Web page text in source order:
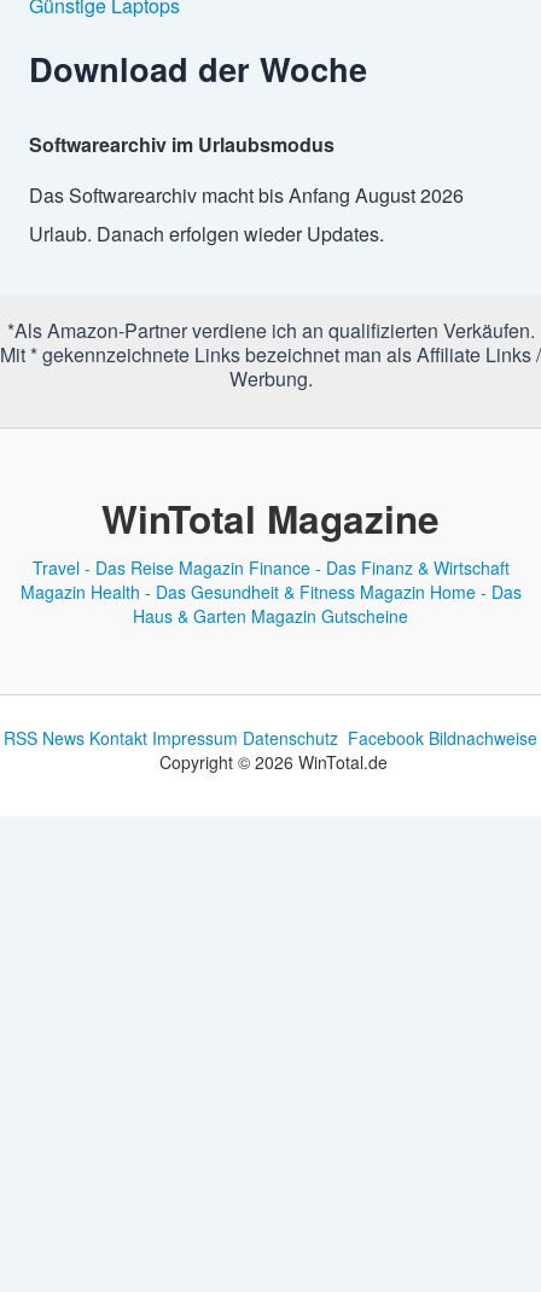
Download der Woche
Softwarearchiv im Urlaubsmodus
Das Softwarearchiv macht bis Anfang August 2026
Urlaub. Danach erfolgen wieder Updates.
*Als Amazon-Partner verdiene ich an qualifizierten Verkäufen.
Mit * gekennzeichnete Links bezeichnet man als Affiliate Links /
Werbung.
WinTotal Magazine
Travel - Das Reise Magazin Finance - Das Finanz & Wirtschaft
Magazin Health - Das Gesundheit & Fitness Magazin Home - Das
Haus & Garten Magazin Gutscheine
RSS News Kontakt Impressum Datenschutz Facebook Bildnachweise
Copyright © 2026 WinTotal.de